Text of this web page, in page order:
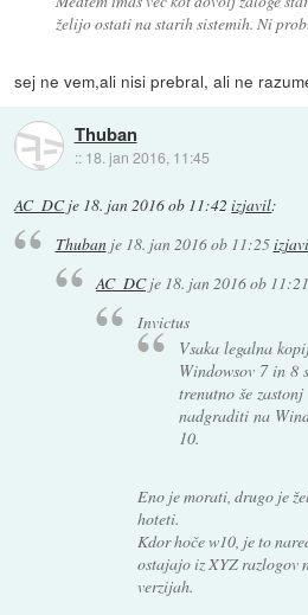
želijo ostati na starih sistemih. Ni
sej ne vem,ali nisi prebral, ali ne
Thuban
:: 18. jan 2016, 11:45
AC_DCje 18. jan 2016 ob 11:42 izjavil:
Thubanje 18. jan 2016 ob 11:25
AC_DCje 18. jan 2016 ob 11:21
Invictus
Vsaka legalna
Windowsov 7 in 8
trenutno še zastonj
nadgraditi na
10.
Eno je morati, drugo je
hoteti.
Kdor hoče w10, je to
ostajajo iz XYZ razlogov
verzijah.